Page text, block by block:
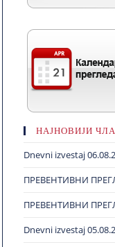
НАЈНОВИЈИ
Dnevni izvestaj
ПРЕВЕНТИВНИ
ПРЕВЕНТИВНИ
Dnevni izvestaj